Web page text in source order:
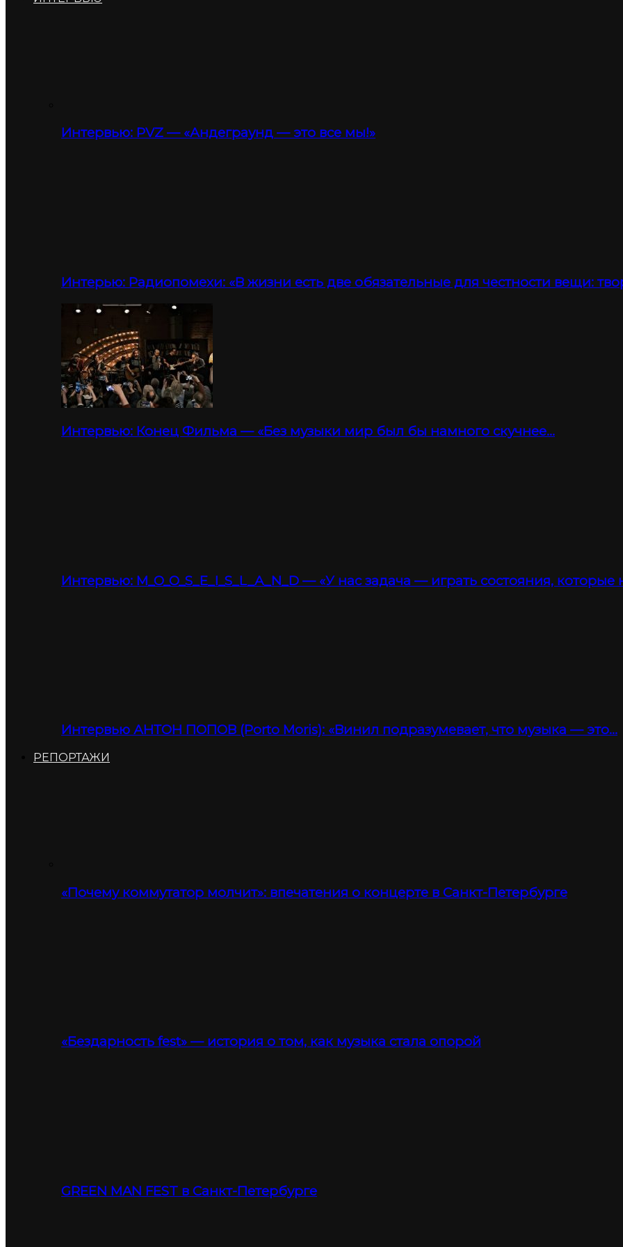
Интервью: PVZ — «Андеграунд — это все мы!»
Интерью: Радиопомехи: «В жизни есть две обязательные для честности вещи:
Интервью: Конец Фильма — «Без музыки мир был бы намного скучнее…
Интервью: M_O_O_S_E_I_S_L_A_N_D — «У нас задача — играть состояния, которые
Интервью АНТОН ПОПОВ (Porto Moris): «Винил подразумевает, что музыка — это…
РЕПОРТАЖИ
«Почему коммутатор молчит»: впечатения о концерте в Санкт-Петербурге
«Бездарность fest» — история о том, как музыка стала опорой
GREEN MAN FEST в Санкт-Петербурге